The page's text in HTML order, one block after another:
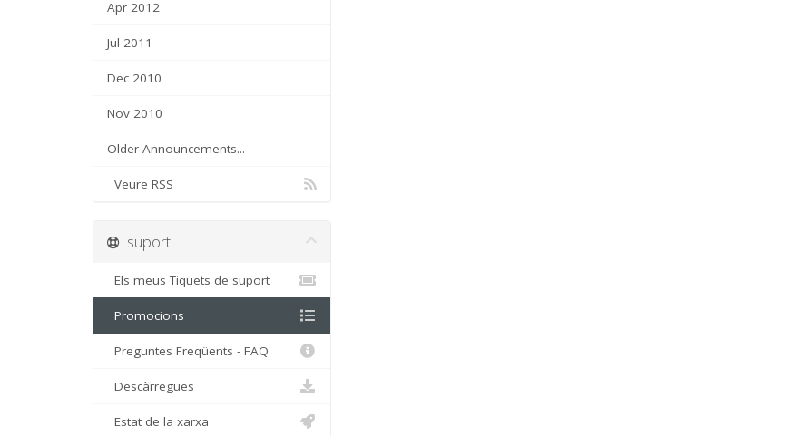
Apr 2012
Jul 2011
Dec 2010
Nov 2010
Older Announcements...
Veure RSS
suport
Els meus Tiquets de suport
Promocions
Preguntes Freqüents - FAQ
Descàrregues
Estat de la xarxa